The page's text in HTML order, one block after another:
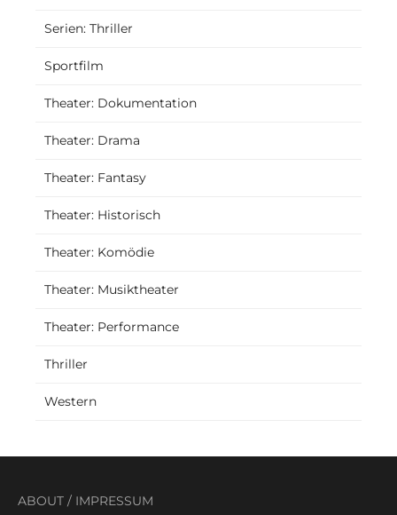
Serien: Thriller
Sportfilm
Theater: Dokumentation
Theater: Drama
Theater: Fantasy
Theater: Historisch
Theater: Komödie
Theater: Musiktheater
Theater: Performance
Thriller
Western
ABOUT / IMPRESSUM